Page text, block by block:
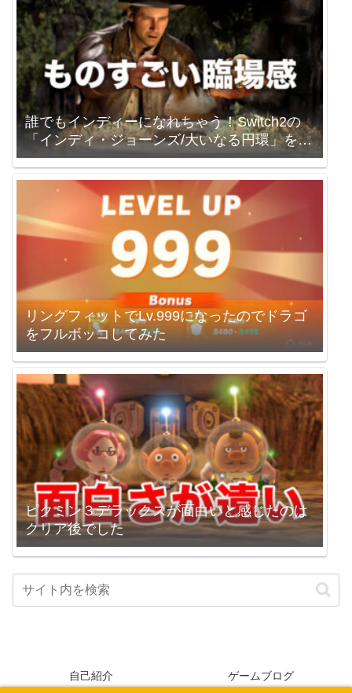
誰でもインディーになれちゃう！Switch2の
「インディ・ジョーンズ/大いなる円環」を買
いました。
リングフィットでLv.999になったのでドラゴ
をフルボッコしてみた
ピクミン３デラックスが面白いと感じたのは
クリア後でした
自己紹介 ゲームブログ